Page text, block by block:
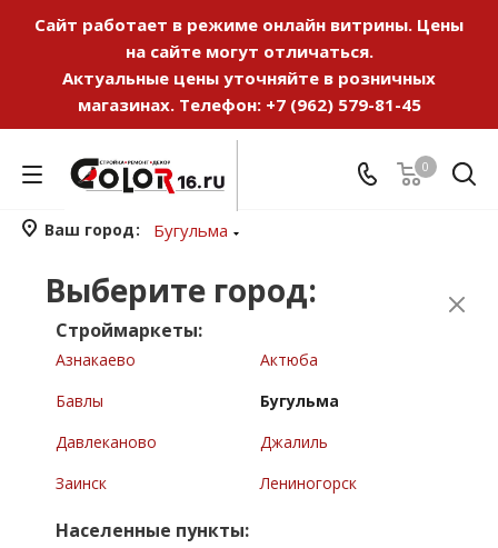
Сайт работает в режиме онлайн витрины. Цены
на сайте могут отличаться.
Актуальные цены уточняйте в розничных
магазинах. Телефон: +7 (962) 579-81-45
0
Ваш город Бугульма
Выберите город:
Строймаркеты:
Азнакаево
Актюба
Бавлы
Бугульма
Давлеканово
Джалиль
Заинск
Лениногорск
Населенные пункты: